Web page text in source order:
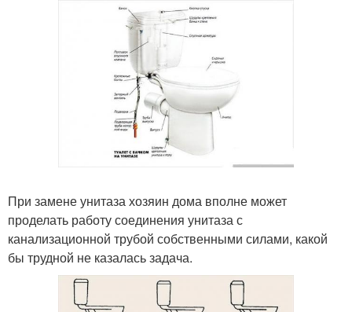
При замене унитаза хозяин дома вполне может
проделать работу соединения унитаза с
канализационной трубой собственными силами, какой
бы трудной не казалась задача.